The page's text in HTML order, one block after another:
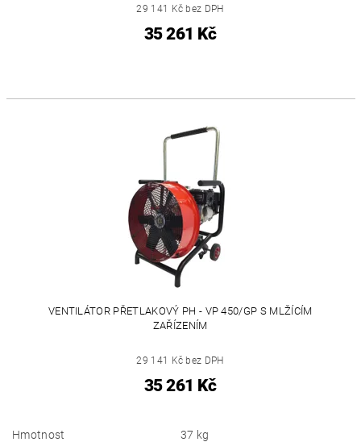
29 141 Kč bez DPH
35 261 Kč
VENTILÁTOR PŘETLAKOVÝ PH - VP 450/GP S MLŽÍCÍM
ZAŘÍZENÍM
29 141 Kč bez DPH
35 261 Kč
Hmotnost
37 kg